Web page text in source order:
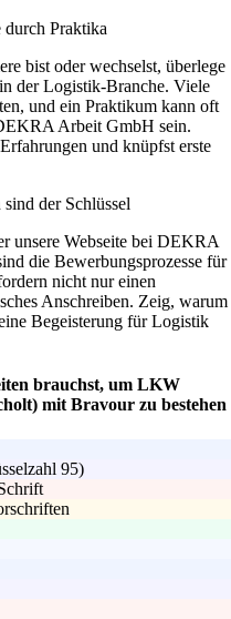
durch Praktika
bist oder wechselst, überlege
der Logistik-Branche. Viele
und ein Praktikum kann oft
Arbeit GmbH sein.
und knüpfst erste
der Schlüssel
unsere Webseite bei DEKRA
die Bewerbungsprozesse für
nicht nur einen
Anschreiben. Zeig, warum
Begeisterung für Logistik
brauchst, um LKW
mit Bravour zu bestehen
95)